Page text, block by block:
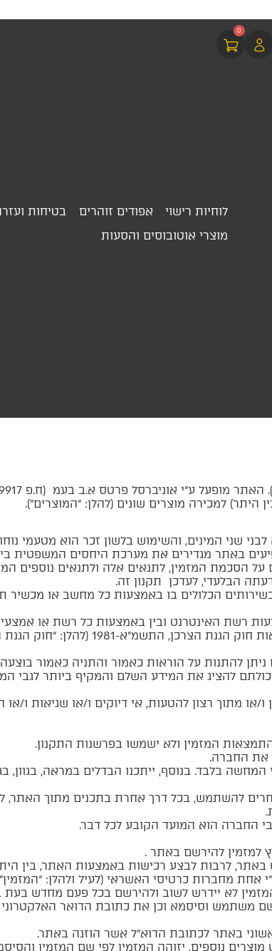
0
לוחיות רישוי אפודים זוהרים בטיחות
מוצרי אוטובוסים והסעות
למכירה מוצרים שונים (להלן: “המוצרים”).
שני המינים, והשימוש בלשון זכר הוא מטעמי
באתר מגדירים את מערכת היחסים המשפטית
הסכמת המזמין, לתנאים אלה ולתנאים נוספים
הבלעדי, לעדכן תקנון זה.
הכלולים בו באמצעות כל מחשב או מכשיר
רשת האינטרנט ובין באמצעות כל רשת או
אין באמור בתקנון זה כדי לגרוע
ניתן להתנות על הוראות כאמור והתניה כאמור
להציג את המידע השלם והמקיף ביותר לגבי
ו/או מתוך רצון להטעות, אי דיוקים ו/או שגיאות
המזמין ולא ישמשו בפרשנות התקנון.
את החברה.
בלבד. בנוסף, ייתכנו הבדלים במראה, בגוון,
להשתמש, בכל דרך אחרת בתכנים מתוך האתר,
החברה הוא המועד הקובע לכל דבר.
למזמין להירשם באתר .
לרבות לבצע רכישות באמצעות האתר, בין
מחברות כרטיסי האשראי (לעיל ולהלן:
לא יידרש לשוב ולהירשם בכל פעם מחדש בעת
משתמש וסיסמא וכן את כתובת הדואר
באתר לכתובת הדוא”ל אשר הוזנה באתר.
נוספים, יזוהה המזמין לפי שם המזמין